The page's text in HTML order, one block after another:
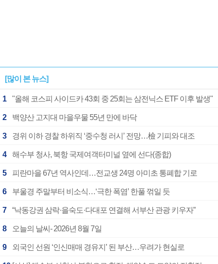
[많이 본 뉴스]
1 "올해 코스피 사이드카 43회 중 25회는 삼전닉스 ETF 이후 발생"
2 백양산 고지대 마을우물 55년 만에 바닥
3 경위 이하 경찰 하위직 ‘중수청 러시’ 전망…檢 기피와 대조
4 해수부 청사, 북항 국제여객터미널 옆에 선다(종합)
5 피란마을 67년 역사인데…전교생 24명 아미초 통폐합 기로
6 부울경 주말부터 비소식…‘극한 폭염’ 한풀 꺾일 듯
7 “낙동강권 삼락·을숙도·다대포 연결해 서부산 관광 키우자”
8 오늘의 날씨- 2026년 8월 7일
9 외국인 선원 ‘인신매매 경유지’ 된 부산…우려가 현실로